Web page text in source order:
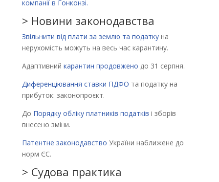
компанії в Гонконзі.
> Новини законодавства
Звільнити від плати за землю та податкуна
нерухомість можуть на весь час карантину.
Адаптивний карантин продовжено до 31 серпня.
Диференціювання ставки ПДФО та податку на
прибуток: законопроєкт.
До Порядку обліку платників податків і зборів
внесено зміни.
Патентне законодавство України наближене до
норм ЄС.
> Судова практика